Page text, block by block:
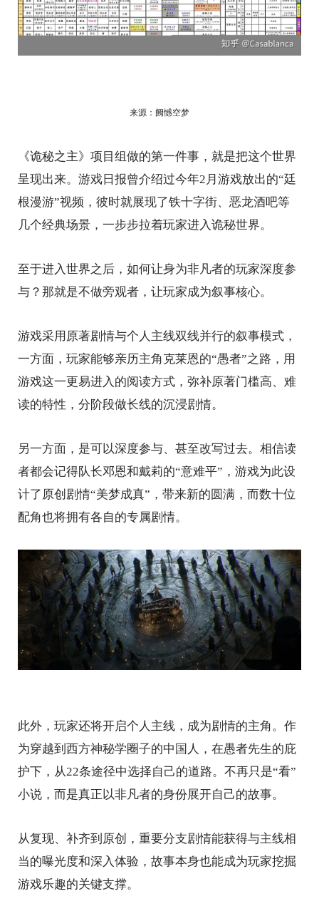
来源：阙憾空梦
《诡秘之主》项目组做的第一件事，就是把这个世界
呈现出来。游戏日报曾介绍过今年2月游戏放出的“廷
根漫游”视频，彼时就展现了铁十字街、恶龙酒吧等
几个经典场景，一步步拉着玩家进入诡秘世界。
至于进入世界之后，如何让身为非凡者的玩家深度参
与？那就是不做旁观者，让玩家成为叙事核心。
游戏采用原著剧情与个人主线双线并行的叙事模式，
一方面，玩家能够亲历主角克莱恩的“愚者”之路，用
游戏这一更易进入的阅读方式，弥补原著门槛高、难
读的特性，分阶段做长线的沉浸剧情。
另一方面，是可以深度参与、甚至改写过去。相信读
者都会记得队长邓恩和戴莉的“意难平”，游戏为此设
计了原创剧情“美梦成真”，带来新的圆满，而数十位
配角也将拥有各自的专属剧情。
此外，玩家还将开启个人主线，成为剧情的主角。作
为穿越到西方神秘学圈子的中国人，在愚者先生的庇
护下，从22条途径中选择自己的道路。不再只是“看”
小说，而是真正以非凡者的身份展开自己的故事。
从复现、补齐到原创，重要分支剧情能获得与主线相
当的曝光度和深入体验，故事本身也能成为玩家挖掘
游戏乐趣的关键支撑。